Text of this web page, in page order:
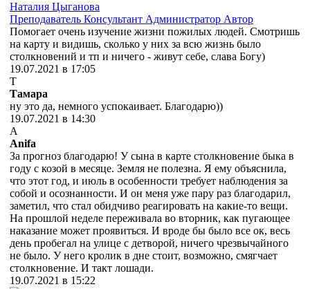
Наталия Цыганова
Преподаватель Консультант Администратор Автор
Помогает очень изучение жизни пожилых людей. Смотришь
на карту и видишь, сколько у них за всю жизнь было
столкновений и тп и ничего - живут себе, слава Богу)
19.07.2021 в 17:05
Т
Тамара
ну это да, немного успокаивает. Благодарю))
19.07.2021 в 14:30
A
Anifa
За прогноз благодарю! У сына в карте столкновение быка в
году с козой в месяце. Земля не полезна. Я ему объяснила,
что этот год, и июль в особенности требует наблюдения за
собой и осознанности. И он меня уже пару раз благодарил,
заметил, что стал обидчиво реагировать на какие-то вещи.
На прошлой неделе переживала во вторник, как пугающее
наказание может проявиться. И вроде бы было все ок, весь
день пробегал на улице с детворой, ничего чрезвычайного
не было. У него кролик в дне стоит, возможно, смягчает
столкновение. И такт лошади.
19.07.2021 в 15:22